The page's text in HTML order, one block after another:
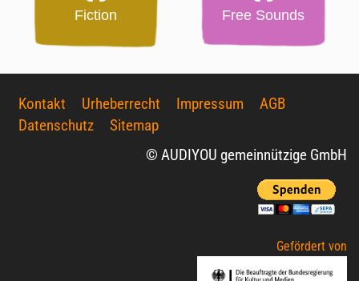
Fiction Free Sounds
Kontakt Urheberrecht Impressum
AGB
Datenschutz
Sitemap
© AUDIYOU gemeinnützige GmbH
Gefördert von